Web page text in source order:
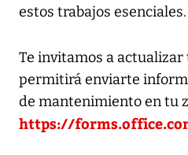
estos trabajos esenciales.
Te invitamos a actualizar
permitirá enviarte
de mantenimiento en tu
https://